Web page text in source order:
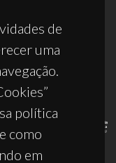
de
uma
política
como
em